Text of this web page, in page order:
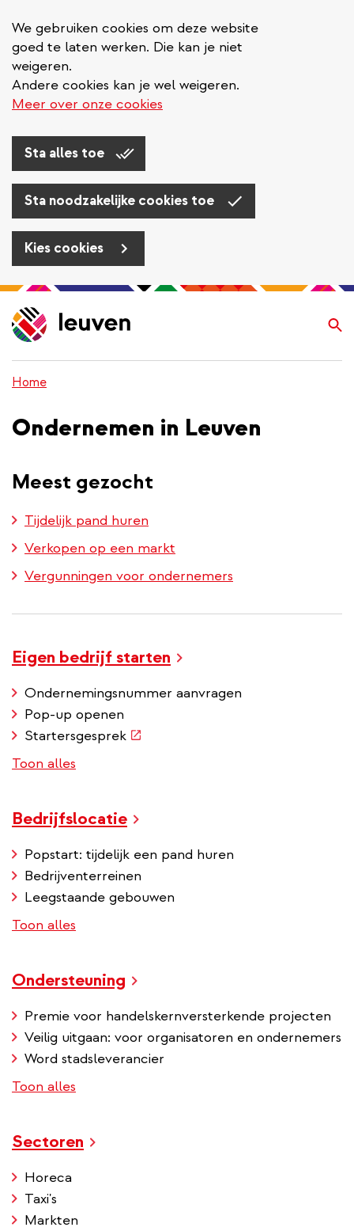
We gebruiken cookies om deze website
goed te laten werken. Die kan je niet
weigeren.
Andere cookies kan je wel weigeren.
Meer over onze cookies
Sta alles toe
Sta noodzakelijke cookies toe
Kies cookies
Overslaan
en
naar
gaan
Home
Ondernemen in Leuven
Meest gezocht
Tijdelijk pand huren
Verkopen op een markt
Vergunningen voor ondernemers
Eigen bedrijf starten
Ondernemingsnummer aanvragen
Pop-up openen
Startersgesprek(externe
Toon alles
Bedrijfslocatie
Popstart: tijdelijk een pand huren
Bedrijventerreinen
Leegstaande gebouwen
Toon alles
Ondersteuning
Premie voor handelskernversterkende projecten
Veilig uitgaan: voor organisatoren en ondernemers
Word stadsleverancier
Toon alles
Sectoren
Horeca
Taxi's
Markten